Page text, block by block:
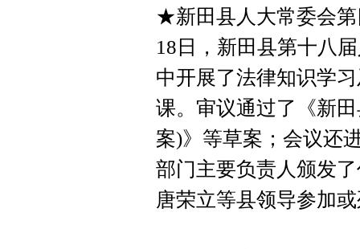
★新田县人大常委会
18日，新田县第十八
中开展了法律知识学
课。审议通过了《新
案)》等草案；会议还
部门主要负责人颁发
唐荣立等县领导参加